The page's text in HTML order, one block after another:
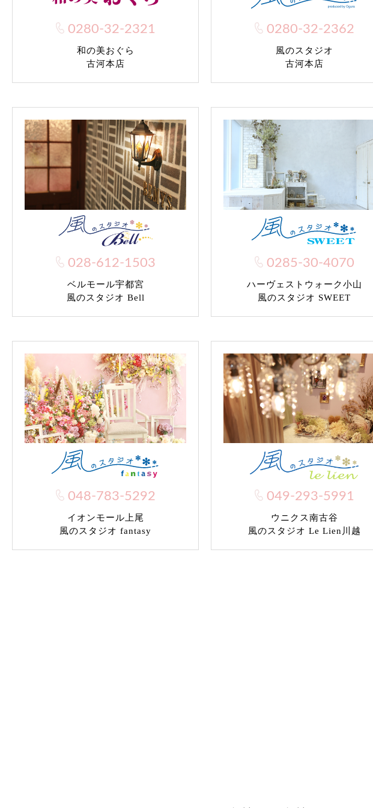
0280-32-2321
和の美おぐら
古河本店
0280-32-2362
風のスタジオ
古河本店
028-612-1503
ベルモール宇都宮
風のスタジオ Bell
0285-30-4070
ハーヴェストウォーク小山
風のスタジオ SWEET
048-783-5292
イオンモール上尾
風のスタジオ fantasy
049-293-5991
ウニクス南古谷
風のスタジオ Le Lien川越